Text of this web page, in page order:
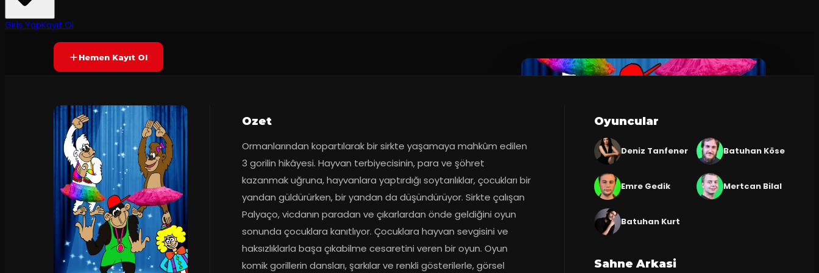
Giriş YapKayıt OlYAKINDA
Hemen Kayıt Ol
Ozet
Ormanlarından kopartılarak bir sirkte yaşamaya mahkûm edilen
3 gorilin hikâyesi. Hayvan terbiyecisinin, para ve şöhret
kazanmak uğruna, hayvanlara yaptırdığı soytarılıklar, çocukları bir
yandan güldürürken, bir yandan da düşündürüyor. Sirkte çalışan
Palyaço, vicdanın paradan ve çıkarlardan önde geldiğini oyun
sonunda çocuklara kanıtlıyor. Çocuklara hayvan sevgisini ve
haksızlıklarla başa çıkabilme cesaretini veren bir oyun. Oyun
komik gorillerin dansları, şarkılar ve renkli gösterilerle, görsel
Oyuncular
Deniz Tanfener Batuhan Köse
Emre Gedik Mertcan Bilal
Batuhan Kurt
Sahne Arkasi